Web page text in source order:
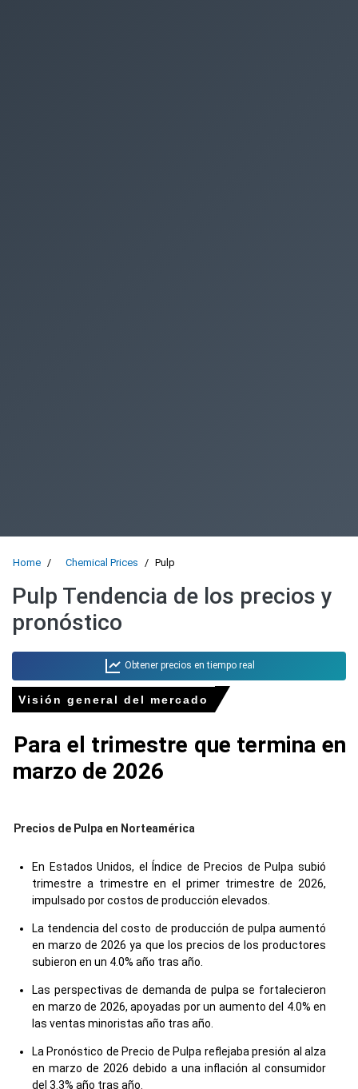
Home Chemical Prices Pulp
Pulp Tendencia de los precios y
pronóstico
Obtener precios en tiempo real
Visión general del mercado
Para el trimestre que termina en
marzo de 2026
Precios de Pulpa en Norteamérica
En Estados Unidos, el Índice de Precios de Pulpa subió
trimestre a trimestre en el primer trimestre de 2026,
impulsado por costos de producción elevados.
La tendencia del costo de producción de pulpa aumentó
en marzo de 2026 ya que los precios de los productores
subieron en un 4.0% año tras año.
Las perspectivas de demanda de pulpa se fortalecieron
en marzo de 2026, apoyadas por un aumento del 4.0% en
las ventas minoristas año tras año.
La Pronóstico de Precio de Pulpa reflejaba presión al alza
en marzo de 2026 debido a una inflación al consumidor
del 3.3% año tras año.